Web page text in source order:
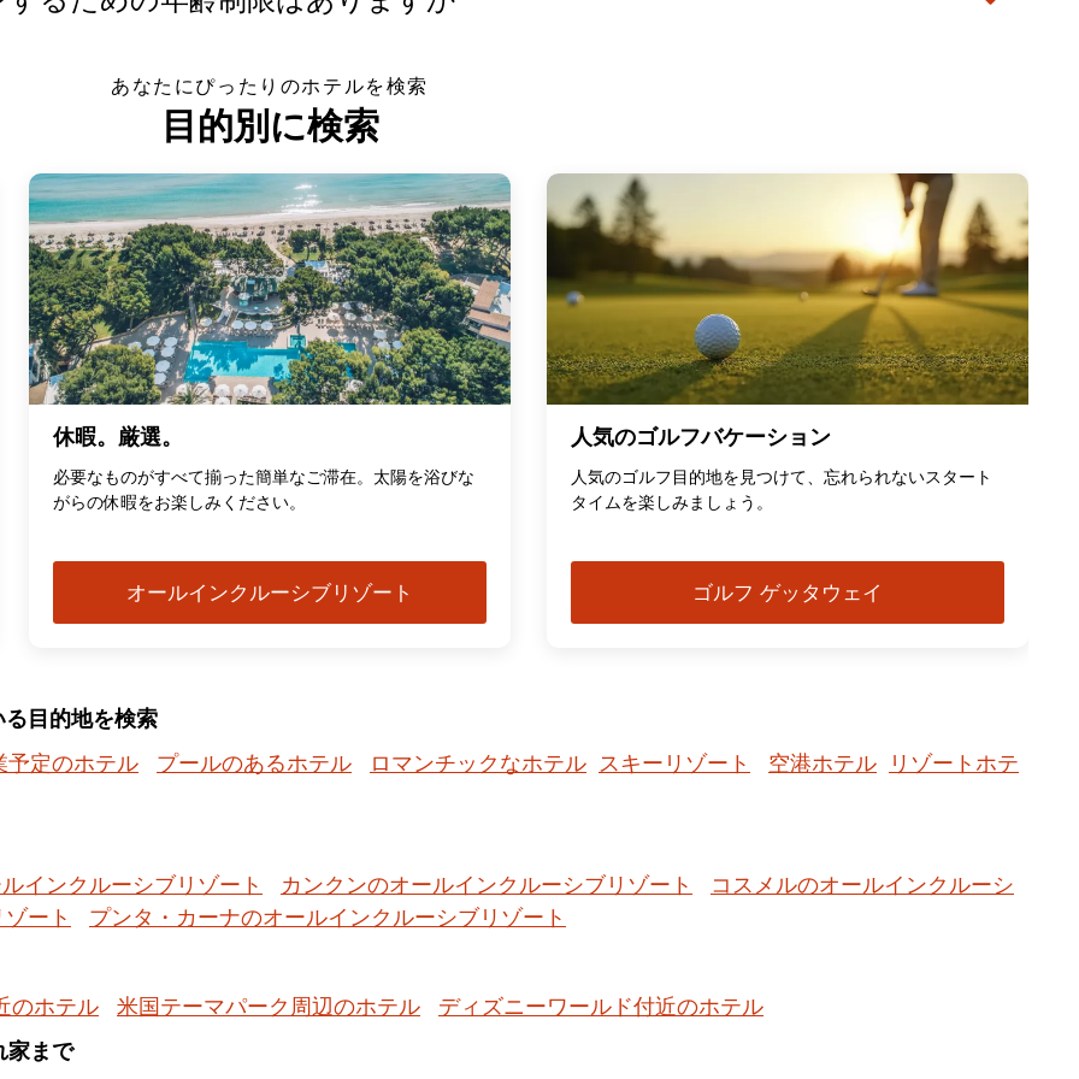
あなたにぴったりのホテルを検索
目的別に検索
休暇。厳選。
必要なものがすべて揃った簡単なご滞在。太陽を浴びな
がらの休暇をお楽しみください。
オールインクルーシブリゾート
人気のゴルフバケーション
人気のゴルフ目的地を見つけて、忘れられないスタート
タイムを楽しみましょう。
ゴルフ ゲッタウェイ
目的地を検索
予定のホテル
プールのあるホテル ロマンチックなホテル スキーリゾート 空港ホテル リゾートホテ
インクルーシブリゾート カンクンのオールインクルーシブリゾート
コスメルのオールインクルーシ
ート
プンタ・カーナのオールインクルーシブリゾート
のホテル 米国テーマパーク周辺のホテル
ディズニーワールド付近のホテル
家まで